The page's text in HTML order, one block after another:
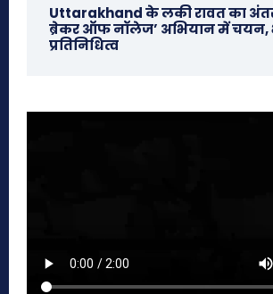
Uttarakhand के लकी रावत का
ब्रेकर ऑफ नॉलेज’ अभियान में चयन,
प्रतिनिधित्व